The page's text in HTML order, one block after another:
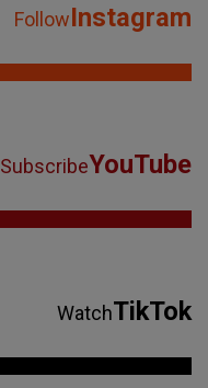
FollowInstagram
SubscribeYouTube
WatchTikTok